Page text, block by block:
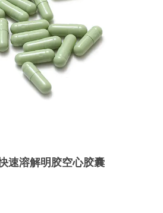
速溶解明胶空心胶囊